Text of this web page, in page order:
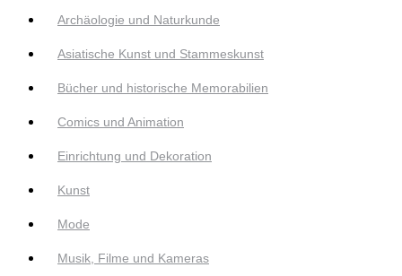
Archäologie und Naturkunde
Asiatische Kunst und Stammeskunst
Bücher und historische Memorabilien
Comics und Animation
Einrichtung und Dekoration
Kunst
Mode
Musik, Filme und Kameras